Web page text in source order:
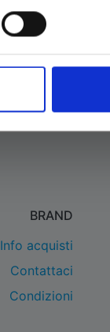
BRAND
Info acquisti
Contattaci
Condizioni